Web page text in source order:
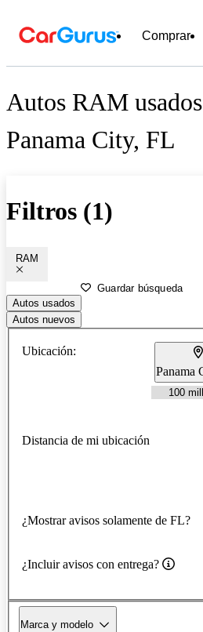
Comprar
Autos RAM
Panama City, FL
Filtros (1)
RAM
Guardar búsqueda
Autos usados
Autos nuevos
Ubicación:
Panama
Distancia de mi ubicación
¿Mostrar avisos solamente de FL?
¿Incluir avisos con entrega?
Marca y modelo